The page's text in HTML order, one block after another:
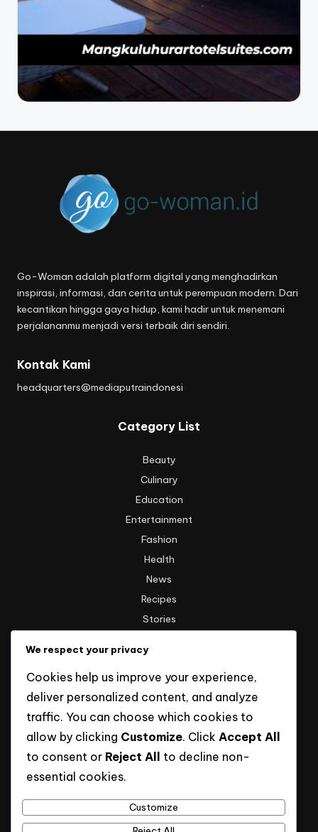
Go-Woman adalah platform digital yang menghadirkan
inspirasi, informasi, dan cerita untuk perempuan modern. Dari
kecantikan hingga gaya hidup, kami hadir untuk menemani
perjalananmu menjadi versi terbaik diri sendiri.
Kontak Kami
headquarters@mediaputraindonesi
Category List
Beauty
Culinary
Education
Entertainment
Fashion
Health
News
Recipes
Stories
Travel
Uncategorized
Hak Cipta
Kebijakan Privasi
Tentang Kami
We respect your privacy
Cookies help us improve your experience,
deliver personalized content, and analyze
traffic. You can choose which cookies to
allow by clicking Customize. Click Accept All
to consent or Reject All
to decline non-
essential cookies.
Customize